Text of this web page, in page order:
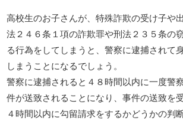
高校生のお子さんが、特殊詐欺の受け子や
法２４６条１項の詐欺罪や刑法２３５条の
る行為をしてしまうと、警察に逮捕されて
しまうことになるでしょう。
警察に逮捕されると４８時間以内に一度警
件が送致されることになり、事件の送致を
４時間以内に勾留請求をするかどうかの判